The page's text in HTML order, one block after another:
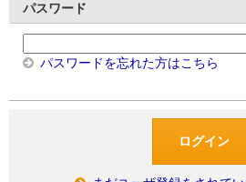
パスワード
パスワードを忘れた方はこちら